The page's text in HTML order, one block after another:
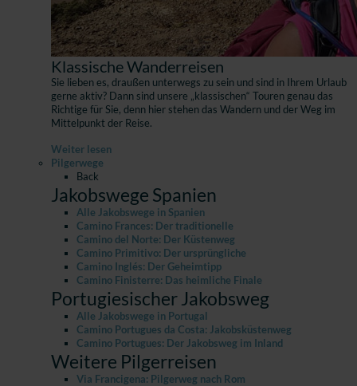
Klassische Wanderreisen
Sie lieben es, draußen unterwegs zu sein und sind in Ihrem Urlaub
gerne aktiv? Dann sind unsere „klassischen“ Touren genau das
Richtige für Sie, denn hier stehen das Wandern und der Weg im
Mittelpunkt der Reise.
Weiter lesen
Pilgerwege
Back
Jakobswege Spanien
Alle Jakobswege in Spanien
Camino Frances: Der traditionelle
Camino del Norte: Der Küstenweg
Camino Primitivo: Der ursprüngliche
Camino Inglés: Der Geheimtipp
Camino Finisterre: Das heimliche Finale
Portugiesischer Jakobsweg
Alle Jakobswege in Portugal
Camino Portugues da Costa: Jakobsküstenweg
Camino Portugues: Der Jakobsweg im Inland
Weitere Pilgerreisen
Via Francigena: Pilgerweg nach Rom